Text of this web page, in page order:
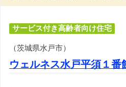
サービス付き高齢者向け住宅
（茨城県水戸市）
ウェルネス水戸平須１番